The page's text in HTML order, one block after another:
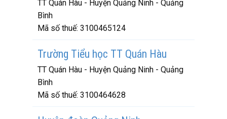
TT Quán Hàu - Huyện Quảng Ninh - Quảng
Bình
Mã số thuế: 3100465124
Trường Tiểu học TT Quán Hàu
TT Quán Hàu - Huyện Quảng Ninh - Quảng
Bình
Mã số thuế: 3100464628